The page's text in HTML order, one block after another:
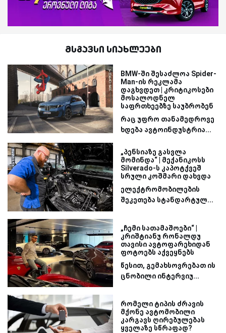
მსგავსი სიახლეები
BMW-ში შესაძლოა Spider-
Man-ის რეკლამა
დაგხვდეთ | კრიტიკოსები
მოსალოდნელ
საფრთხეებზე საუბრობენ
რაც უფრო თანამედროვე
ხდება ავტოინდუსტრია...
„პენსიაზე გასვლა
მომინდა“ | მექანიკოსს
Silverado-ს კაპოტქვეშ
სრული კოშმარი დახვდა
ელექტრომობილების
შეკეთება სტანდარტულ...
„ჩემი სათამაშოები“ |
კრიშტიანუ რონალდუ
თავისი ავტოფარეხიდან
ფოტოებს აქვეყნებს
წესით, გემახსოვრებათ ის
ცნობილი ინტერვიუ...
რომელი ტიპის ძრავის
მქონე ავტომობილი
კარგავს ღირებულებას
ყველაზე სწრაფად?